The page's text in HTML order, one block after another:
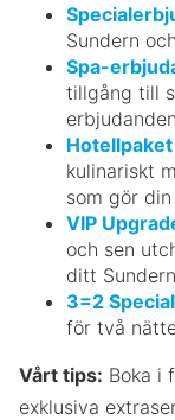
Sundern
Spa-
tillgång till
kulinariskt
som gör
VIP
och sen
ditt
3=2 Special
för två
Vårt tips: Boka i
exklusiva